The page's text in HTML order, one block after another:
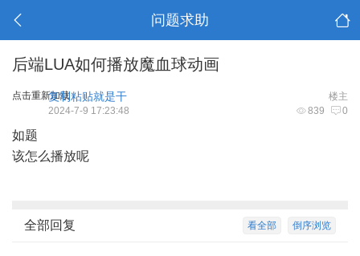
问题求助
后端LUA如何播放魔血球动画
点击重新加载 楼主
复制粘贴就是干
839 0
2024-7-9 17:23:48
如题
该怎么播放呢
倒序浏览
看全部
全部回复